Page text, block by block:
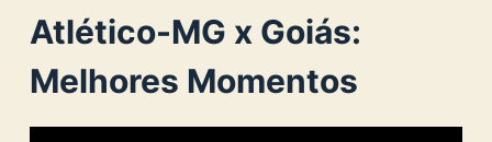
Atlético-MG x Goiás:
Melhores Momentos